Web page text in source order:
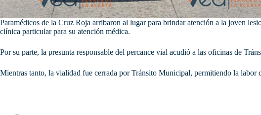
Paramédicos de la Cruz Roja arribaron al lugar para brindar atención a la joven
clínica particular para su atención médica.
Por su parte, la presunta responsable del percance vial acudió a las oficinas de
Mientras tanto, la vialidad fue cerrada por Tránsito Municipal, permitiendo la labor